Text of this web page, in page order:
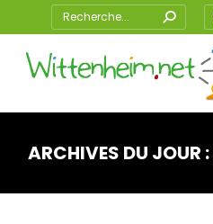
Search:
ARCHIVES DU JOUR :